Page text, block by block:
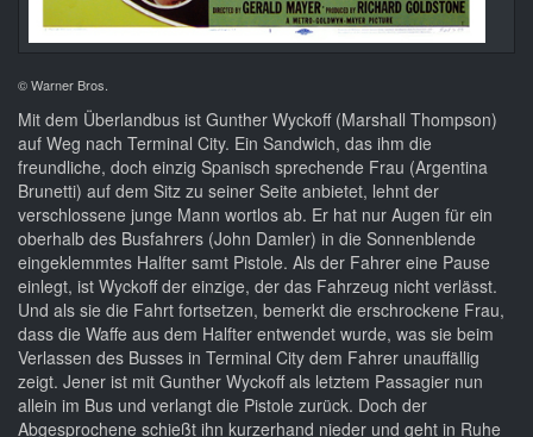
© Warner Bros.
Mit dem Überlandbus ist Gunther Wyckoff (Marshall Thompson)
auf Weg nach Terminal City. Ein Sandwich, das ihm die
freundliche, doch einzig Spanisch sprechende Frau (Argentina
Brunetti) auf dem Sitz zu seiner Seite anbietet, lehnt der
verschlossene junge Mann wortlos ab. Er hat nur Augen für ein
oberhalb des Busfahrers (John Damler) in die Sonnenblende
eingeklemmtes Halfter samt Pistole. Als der Fahrer eine Pause
einlegt, ist Wyckoff der einzige, der das Fahrzeug nicht verlässt.
Und als sie die Fahrt fortsetzen, bemerkt die erschrockene Frau,
dass die Waffe aus dem Halfter entwendet wurde, was sie beim
Verlassen des Busses in Terminal City dem Fahrer unauffällig
zeigt. Jener ist mit Gunther Wyckoff als letztem Passagier nun
allein im Bus und verlangt die Pistole zurück. Doch der
Abgesprochene schießt ihn kurzerhand nieder und geht in Ruhe